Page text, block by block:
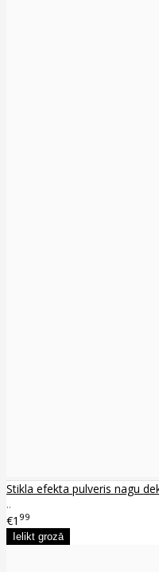
Stikla efekta pulveris nagu
..
€1 99